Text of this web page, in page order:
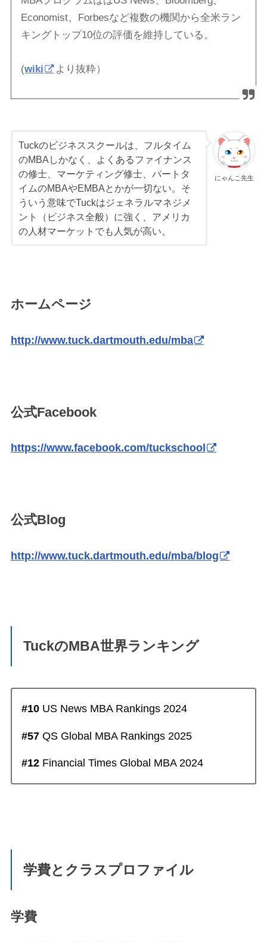
Economist、Forbesなど複数の機関から全米ラン
キングトップ10位の評価を維持している。
(wiki より抜粋）
にゃんこ先生
Tuckのビジネススクールは、フルタイム
のMBAしかなく、よくあるファイナンス
の修士、マーケティング修士、パートタ
イムのMBAやEMBAとかが一切ない。そ
ういう意味でTuckはジェネラルマネジメ
ント（ビジネス全般）に強く、アメリカ
の人材マーケットでも人気が高い。
ホームページ
http://www.tuck.dartmouth.edu/mba
公式Facebook
https://www.facebook.com/tuckschool
公式Blog
http://www.tuck.dartmouth.edu/mba/blog
TuckのMBA世界ランキング
#10 US News MBA Rankings 2024
#57 QS Global MBA Rankings 2025
#12 Financial Times Global MBA 2024
学費とクラスプロファイル
学費